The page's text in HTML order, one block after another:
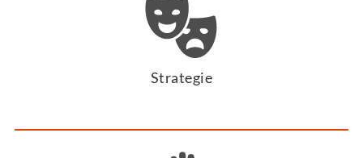
Strategie